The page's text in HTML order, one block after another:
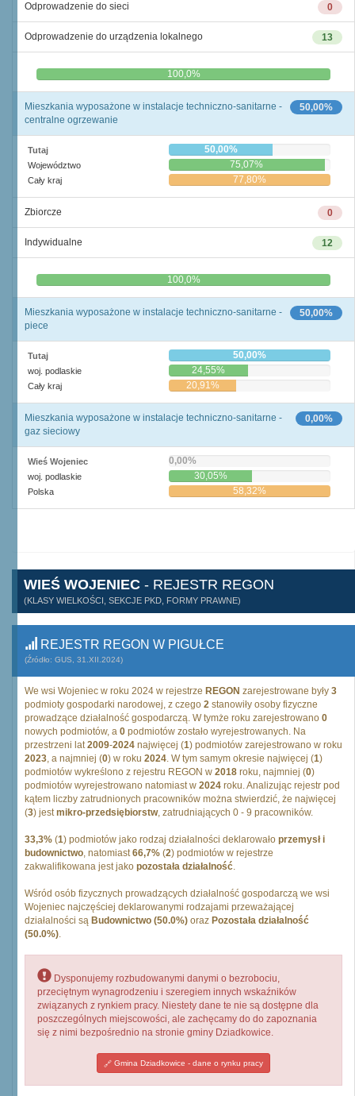
0
Odprowadzenie do sieci
13
Odprowadzenie do urządzenia lokalnego
0,0% 100,0%
50,00%
Mieszkania wyposażone w instalacje techniczno-sanitarne -
centralne ogrzewanie
Tutaj 50,00%
Województwo 75,07%
Cały kraj 77,80%
0
Zbiorcze
12
Indywidualne
0,0% 100,0%
50,00%
Mieszkania wyposażone w instalacje techniczno-sanitarne -
piece
Tutaj 50,00%
woj. podlaskie 24,55%
Cały kraj 20,91%
0,00%
Mieszkania wyposażone w instalacje techniczno-sanitarne -
gaz sieciowy
Wieś Wojeniec 0,00%
woj. podlaskie 30,05%
Polska 58,32%
WIEŚ WOJENIEC - REJESTR REGON
(KLASY WIELKOŚCI, SEKCJE PKD, FORMY PRAWNE)
REJESTR REGON W PIGUŁCE
(Źródło: GUS, 31.XII.2024)
We wsi Wojeniec w roku 2024 w rejestrze REGON zarejestrowane były 3
podmioty gospodarki narodowej, z czego 2 stanowiły osoby fizyczne
prowadzące działalność gospodarczą. W tymże roku zarejestrowano 0
nowych podmiotów, a 0 podmiotów zostało wyrejestrowanych. Na
przestrzeni lat2009-2024 najwięcej (1) podmiotów zarejestrowano w roku
2023, a najmniej (0) w roku 2024. W tym samym okresie najwięcej (1)
podmiotów wykreślono z rejestru REGON w 2018 roku, najmniej (0)
podmiotów wyrejestrowano natomiast w 2024 roku. Analizując rejestr pod
kątem liczby zatrudnionych pracowników można stwierdzić, że najwięcej
(3) jestmikro-przedsiębiorstw, zatrudniających 0 - 9 pracowników.
33,3% (1) podmiotów jako rodzaj działalności deklarowało przemysł i
budownictwo, natomiast66,7% (2) podmiotów w rejestrze
zakwalifikowana jest jako pozostała działalność.
Wśród osób fizycznych prowadzących działalność gospodarczą we wsi
Wojeniec najczęściej deklarowanymi rodzajami przeważającej
działalności są Budownictwo (50.0%) oraz Pozostała działalność
(50.0%).
Dysponujemy rozbudowanymi danymi o bezrobociu,
przeciętnym wynagrodzeniu i szeregiem innych wskaźników
związanych z rynkiem pracy. Niestety dane te nie są dostępne dla
poszczególnych miejscowości, ale zachęcamy do do zapoznania
się z nimi bezpośrednio na stronie gminy Dziadkowice.
Gmina Dziadkowice - dane o rynku pracy